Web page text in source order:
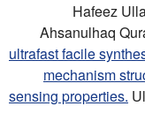
Hafeez
Ahsanulhaq
ultrafast facile
mechanism
sensing properties.